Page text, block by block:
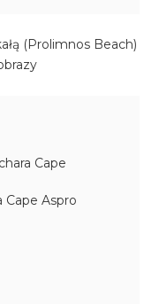
(Prolimnos Beach)
Cape
Cape Aspro